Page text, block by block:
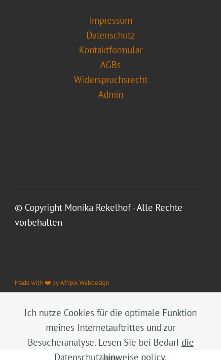
Impressum
Datenschutz
Kontaktformular
AGBs
Widerspruchsrecht
Admin
© Copyright Monika Rekelhof - Alle Rechte
vorbehalten
Made with ❤️ by Afripix Webdesign
Ich nutze Cookies für die optimale Funktion
meines Internetauftrittes und zur
Besucheranalyse. Lesen Sie bei Bedarf die
Datenschutzhinweise policy.